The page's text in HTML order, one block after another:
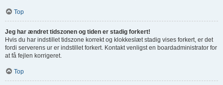
Top
Jeg har ændret tidszonen og tiden er stadig forkert!
Hvis du har indstillet tidszone korrekt og klokkeslæt stadig vises forkert, er det
fordi serverens ur er indstillet forkert. Kontakt venligst en boardadministrator for
at få fejlen korrigeret.
Top